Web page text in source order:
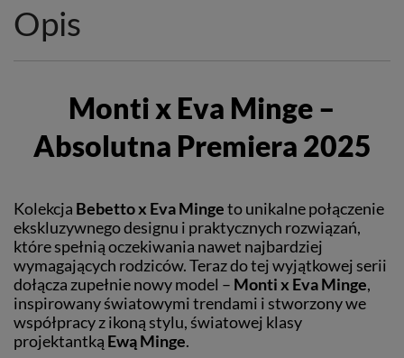
Opis
Monti x Eva Minge –
Absolutna Premiera 2025
Kolekcja Bebetto x Eva Mingeto unikalne połączenie
ekskluzywnego designu i praktycznych rozwiązań,
które spełnią oczekiwania nawet najbardziej
wymagających rodziców. Teraz do tej wyjątkowej serii
dołącza zupełnie nowy model – Monti x Eva Minge,
inspirowany światowymi trendami i stworzony we
współpracy z ikoną stylu, światowej klasy
projektantką Ewą Minge.